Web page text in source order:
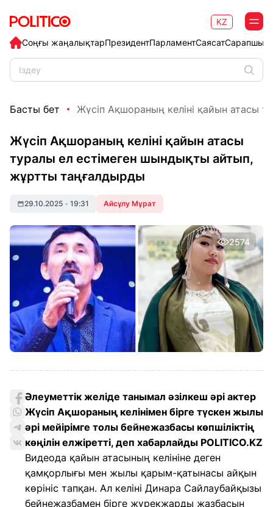
Соңғы жаңалықтарПрезидентПарламентСаясат
KZ
Басты бет Жүсіп Ақшораның келіні қайын атасы
Жүсіп Ақшораның келіні қайын атасы
туралы ел естімеген шындықты айтып,
жұртты таңғалдырды
29.10.2025 • 19:31 Айсұлу Мұрат
2574
Әлеуметтік желіде танымал әзілкеш әрі актер
Жүсіп Ақшораның келінімен бірге түскен жылы
әрі мейірімге толы бейнежазбасы көпшіліктің
көңілін елжіретті, деп хабарлайды POLITICO.KZ
Видеода қайын атасының келініне деген
қамқорлығы мен жылы қарым-қатынасы айқын
көрініс тапқан. Ал келіні Динара Сайлаубайқызы
бейнежазбамен бірге жүрекжарды жазбасын